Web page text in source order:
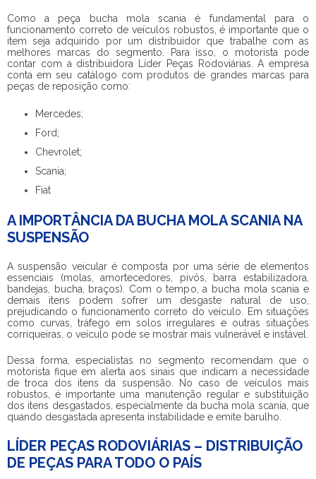
Como a peça bucha mola scania é fundamental para o
funcionamento correto de veículos robustos, é importante que o
item seja adquirido por um distribuidor que trabalhe com as
melhores marcas do segmento. Para isso, o motorista pode
contar com a distribuidora Líder Peças Rodoviárias. A empresa
conta em seu catálogo com produtos de grandes marcas para
peças de reposição como:
Mercedes;
Ford;
Chevrolet;
Scania;
Fiat
A IMPORTÂNCIA DA BUCHA MOLA SCANIA NA
SUSPENSÃO
A suspensão veicular é composta por uma série de elementos
essenciais (molas, amortecedores, pivôs, barra estabilizadora,
bandejas, bucha, braços). Com o tempo, a bucha mola scania e
demais itens podem sofrer um desgaste natural de uso,
prejudicando o funcionamento correto do veículo. Em situações
como curvas, tráfego em solos irregulares e outras situações
corriqueiras, o veículo pode se mostrar mais vulnerável e instável.
Dessa forma, especialistas no segmento recomendam que o
motorista fique em alerta aos sinais que indicam a necessidade
de troca dos itens da suspensão. No caso de veículos mais
robustos, é importante uma manutenção regular e substituição
dos itens desgastados, especialmente da bucha mola scania , que
quando desgastada apresenta instabilidade e emite barulho.
LÍDER PEÇAS RODOVIÁRIAS – DISTRIBUIÇÃO
DE PEÇAS PARA TODO O PAÍS